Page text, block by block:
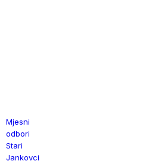
Mjesni
odbori
Stari
Jankovci